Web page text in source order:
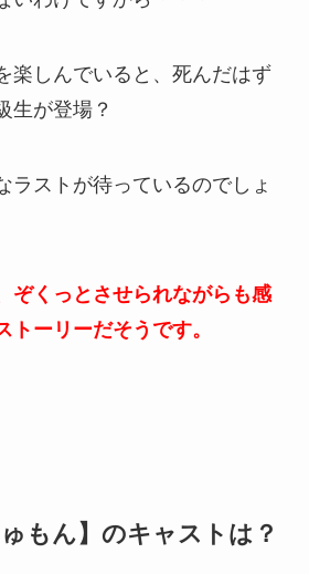
楽しんでいると、死んだはず
生が登場？
ラストが待っているのでしょ
ぞくっとさせられながらも感
トーリーだそうです。
もん】のキャストは？